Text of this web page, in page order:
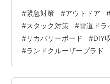
LADDER FRAME リアラッ
を活用し、収納力を効率的
ついては、前回のブログ「
納力を効率アップ！
ーメッシュラック」で詳
ご覧くだ…
#緊急対策 #アウトドア
#スタック対策 #雪道ドラ
#リカバリーボード #DIY
#ランドクルーザープラド